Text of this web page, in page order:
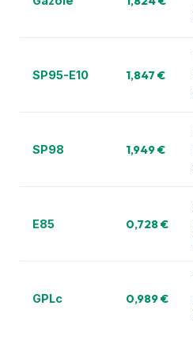
SP95-E10 1,847 €
SP98 1,949 €
E85 0,728 €
GPLc 0,989 €